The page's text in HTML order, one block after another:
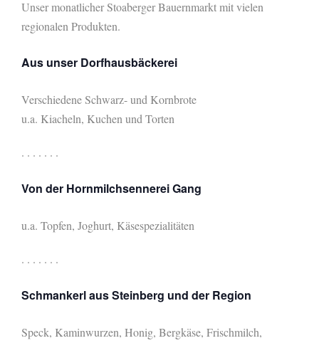
Unser monatlicherStoaberger Bauernmarkt mit vielen
regionalen Produkten.
Aus unser Dorfhausbäckerei
Verschiedene Schwarz- und Kornbrote
u.a. Kiacheln, Kuchen und Torten
. . . . . . .
Von der Hornmilchsennerei Gang
u.a. Topfen, Joghurt, Käsespezialitäten
. . . . . . .
Schmankerl aus Steinberg und der Region
Speck, Kaminwurzen, Honig, Bergkäse, Frischmilch,